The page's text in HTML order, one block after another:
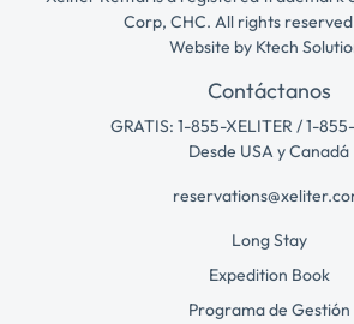
Corp, CHC. All rights
Website by Ktech
Contáctanos
GRATIS: 1-855-XELITER / 1-
Desde USA y Canadá
Long Stay
Expedition Book
Programa de Gestión